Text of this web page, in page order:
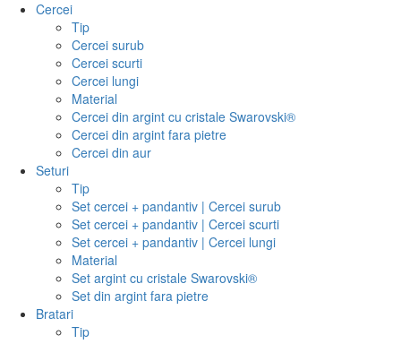
Cercei
Tip
Cercei surub
Cercei scurti
Cercei lungi
Material
Cercei din argint cu cristale Swarovski®
Cercei din argint fara pietre
Cercei din aur
Seturi
Tip
Set cercei + pandantiv | Cercei surub
Set cercei + pandantiv | Cercei scurti
Set cercei + pandantiv | Cercei lungi
Material
Set argint cu cristale Swarovski®
Set din argint fara pietre
Bratari
Tip